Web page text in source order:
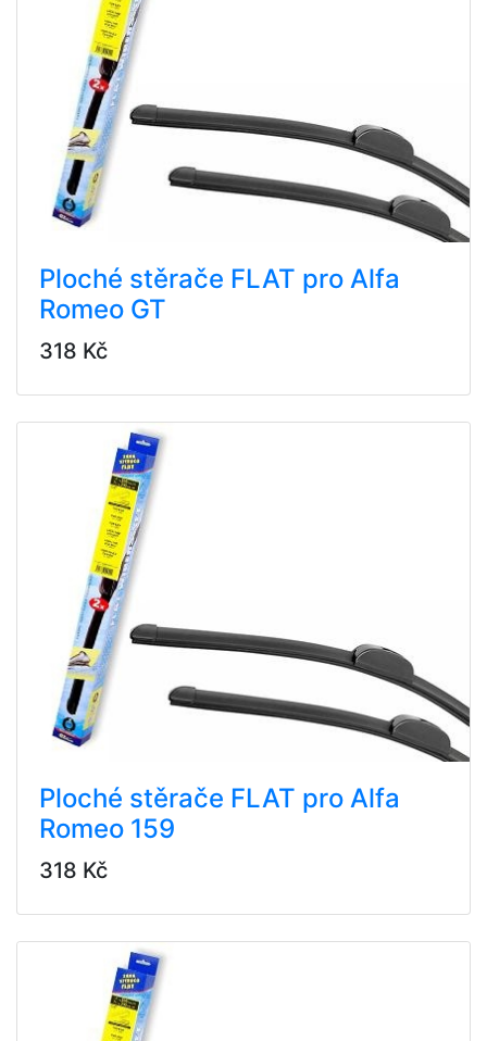
Ploché stěrače FLAT pro Alfa
Romeo GT
318 Kč
Ploché stěrače FLAT pro Alfa
Romeo 159
318 Kč